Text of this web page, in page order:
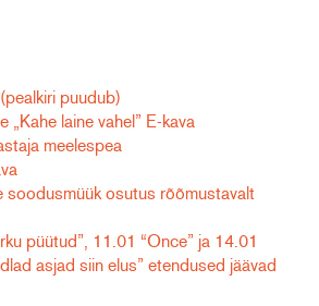
puudub)
„Kahe laine vahel” E-kava
meelespea
soodusmüük osutus rõõmustavalt
püütud”, 11.01 “Once” ja 14.01
asjad siin elus” etendused jäävad